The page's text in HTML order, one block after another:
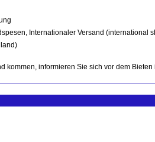
Internationaler Versand (international
kommen, informieren Sie sich vor dem